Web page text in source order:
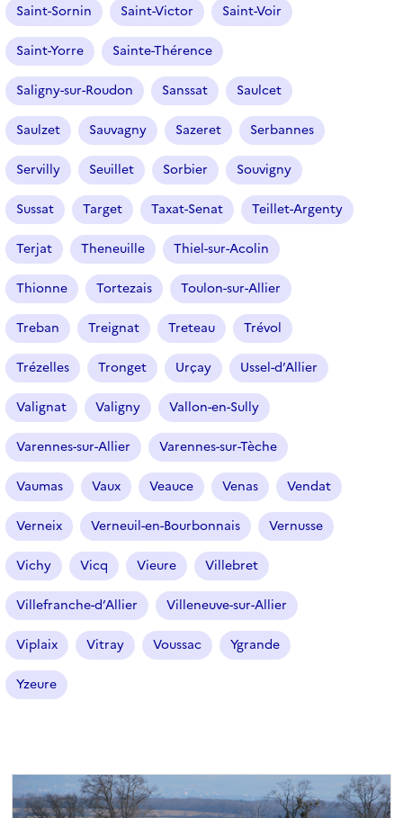
Saint-Sornin Saint-Victor Saint-Voir
Saint-Yorre Sainte-Thérence
Saligny-sur-Roudon Sanssat Saulcet
Saulzet Sauvagny Sazeret Serbannes
Servilly Seuillet Sorbier Souvigny
Sussat Target Taxat-Senat Teillet-Argenty
Terjat Theneuille Thiel-sur-Acolin
Thionne Tortezais Toulon-sur-Allier
Treban Treignat Treteau Trévol
Trézelles Tronget Urçay Ussel-d’Allier
Valignat Valigny Vallon-en-Sully
Varennes-sur-Allier Varennes-sur-Tèche
Vaumas Vaux Veauce Venas Vendat
Verneix Verneuil-en-Bourbonnais Vernusse
Vichy Vicq Vieure Villebret
Villefranche-d’Allier Villeneuve-sur-Allier
Viplaix Vitray Voussac Ygrande
Yzeure